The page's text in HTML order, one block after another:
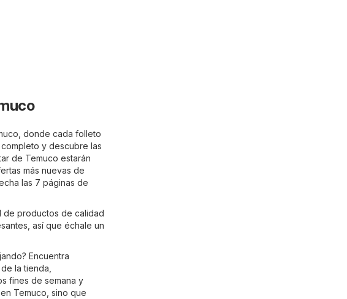
donde cada folleto
y descubre las
de Temuco estarán
más nuevas de
las 7 páginas de
de productos de calidad
así que échale un
Encuentra
la tienda,
fines de semana y
Temuco, sino que